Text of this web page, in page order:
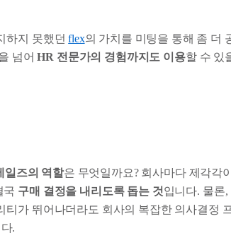
하지 못했던flex의 가치를 미팅을 통해 좀 더
넘어HR 전문가의 경험까지도 이용할 수 있
일즈의 역할은 무엇일까요? 회사마다 제각각
국 구매 결정을 내리도록 돕는 것입니다. 물론,
가 뛰어나더라도 회사의 복잡한 의사결정
.